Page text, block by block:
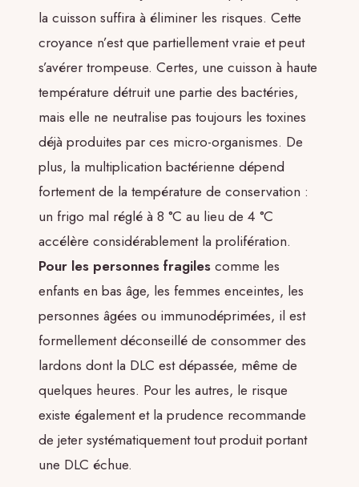
la cuisson suffira à éliminer les risques. Cette
croyance n’est que partiellement vraie et peut
s’avérer trompeuse. Certes, une cuisson à haute
température détruit une partie des bactéries,
mais elle ne neutralise pas toujours les toxines
déjà produites par ces micro-organismes. De
plus, la multiplication bactérienne dépend
fortement de la température de conservation :
un frigo mal réglé à 8 °C au lieu de 4 °C
accélère considérablement la prolifération.
Pour les personnes fragiles comme les
enfants en bas âge, les femmes enceintes, les
personnes âgées ou immunodéprimées, il est
formellement déconseillé de consommer des
lardons dont la DLC est dépassée, même de
quelques heures. Pour les autres, le risque
existe également et la prudence recommande
de jeter systématiquement tout produit portant
une DLC échue.